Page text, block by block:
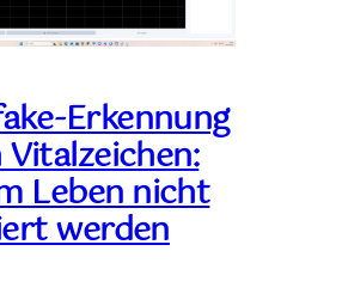
Erkennung
Leben nicht
werden